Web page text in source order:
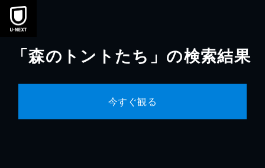
本文へスキップ
「森のトントたち」の検索結果
今すぐ観る